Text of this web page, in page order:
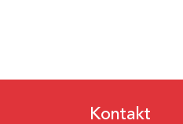
Kontakt